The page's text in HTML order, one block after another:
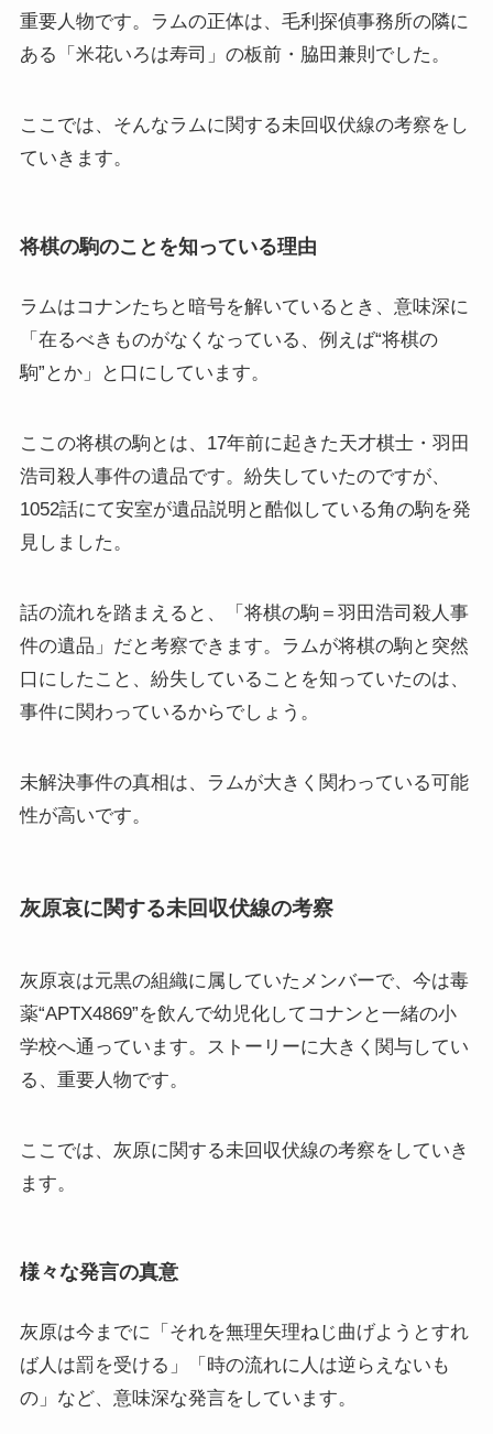
重要人物です。ラムの正体は、毛利探偵事務所の隣に
ある「米花いろは寿司」の板前・脇田兼則でした。
ここでは、そんなラムに関する未回収伏線の考察をし
ていきます。
将棋の駒のことを知っている理由
ラムはコナンたちと暗号を解いているとき、意味深に
「在るべきものがなくなっている、例えば“将棋の
駒”とか」と口にしています。
ここの将棋の駒とは、17年前に起きた天才棋士・羽田
浩司殺人事件の遺品です。紛失していたのですが、
1052話にて安室が遺品説明と酷似している角の駒を発
見しました。
話の流れを踏まえると、「将棋の駒＝羽田浩司殺人事
件の遺品」だと考察できます。ラムが将棋の駒と突然
口にしたこと、紛失していることを知っていたのは、
事件に関わっているからでしょう。
未解決事件の真相は、ラムが大きく関わっている可能
性が高いです。
灰原哀に関する未回収伏線の考察
灰原哀は元黒の組織に属していたメンバーで、今は毒
薬“APTX4869”を飲んで幼児化してコナンと一緒の小
学校へ通っています。ストーリーに大きく関与してい
る、重要人物です。
ここでは、灰原に関する未回収伏線の考察をしていき
ます。
様々な発言の真意
灰原は今までに「それを無理矢理ねじ曲げようとすれ
ば人は罰を受ける」「時の流れに人は逆らえないも
の」など、意味深な発言をしています。